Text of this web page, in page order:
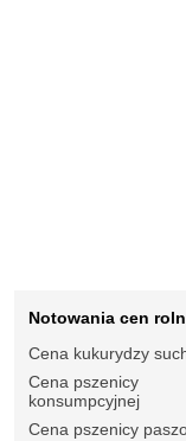
Notowania cen
Cena kukurydzy
Cena pszenicy
konsumpcyjnej
Cena pszenicy